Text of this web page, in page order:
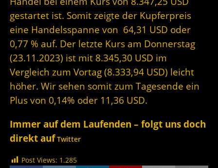
gestartet ist. Somit zeigte der Kupferpreis
eine Handelsspanne von 64,31 USD oder
0,77 % auf. Der letzte Kurs am Donnerstag
(23.11.2023) ist mit 8.345,30 USD im
Vergleich zum Vortag (8.333,94 USD) leicht
höher. Wir sehen somit zum Tagesende ein
Plus von 0,14% oder 11,36 USD.
Immer auf dem Laufenden – folgt uns doch
direkt auf Twitter
Post Views: 1.285